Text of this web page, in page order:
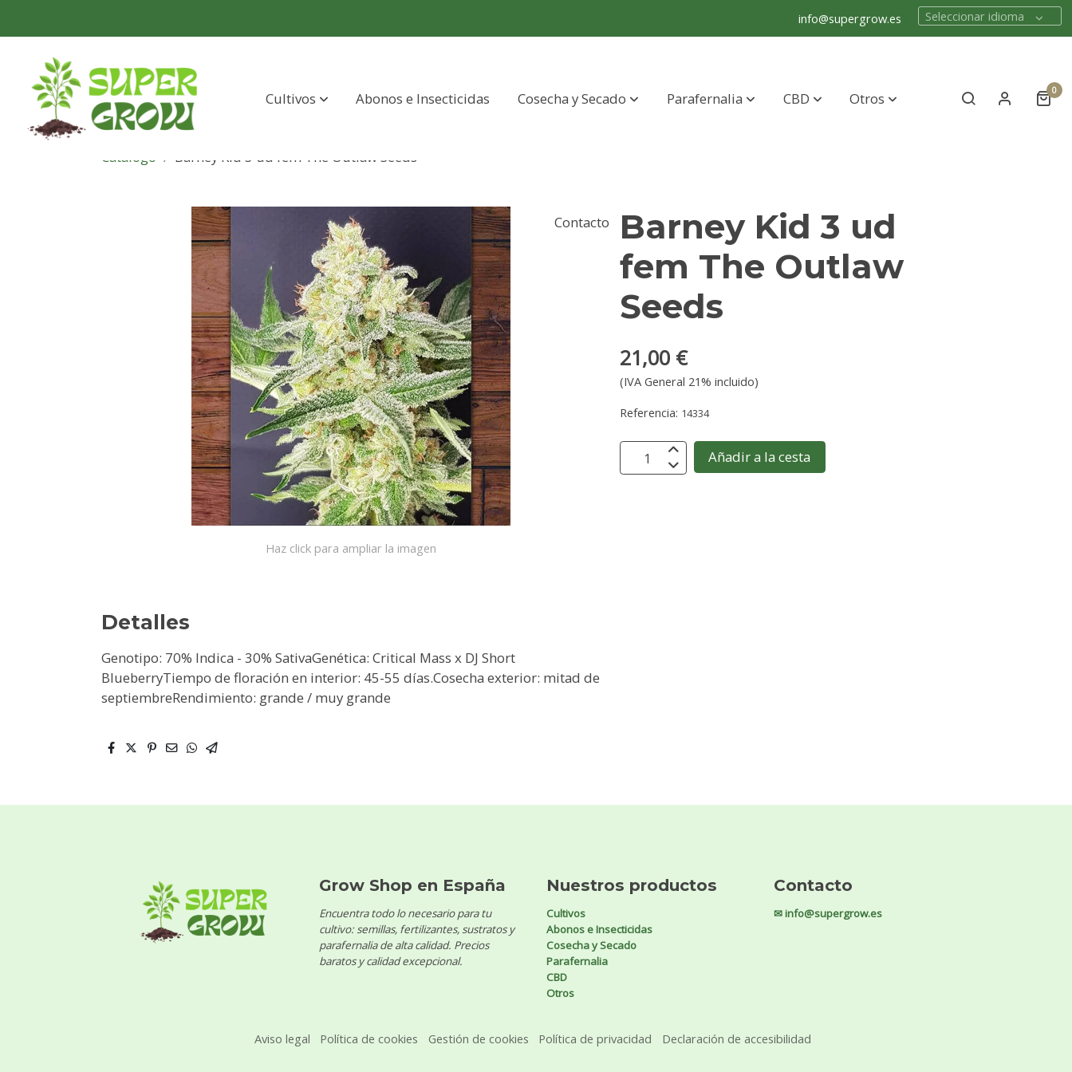
info@supergrow.es Seleccionar idioma
Cultivos Abonos e Insecticidas Cosecha y Secado Parafernalia CBD Otros
Contacto
0
Catálogo Barney Kid 3 ud fem The Outlaw Seeds
Haz click para ampliar la imagen
Detalles
Genotipo: 70% Indica - 30% SativaGenética: Critical Mass x DJ Short
BlueberryTiempo de floración en interior: 45-55 días.Cosecha exterior: mitad de
septiembreRendimiento: grande / muy grande
Barney Kid 3 ud
fem The Outlaw
Seeds
21,00 €
(IVA General 21% incluido)
Referencia: 14334
Añadir a la cesta
Grow Shop en España
Encuentra todo lo necesario para tu
cultivo: semillas, fertilizantes, sustratos y
parafernalia de alta calidad. Precios
baratos y calidad excepcional.
Nuestros productos
Cultivos
Abonos e Insecticidas
Cosecha y Secado
Parafernalia
CBD
Otros
Contacto
✉ info@supergrow.es
Aviso legal Política de cookies Gestión de cookies Política de privacidad Declaración de accesibilidad